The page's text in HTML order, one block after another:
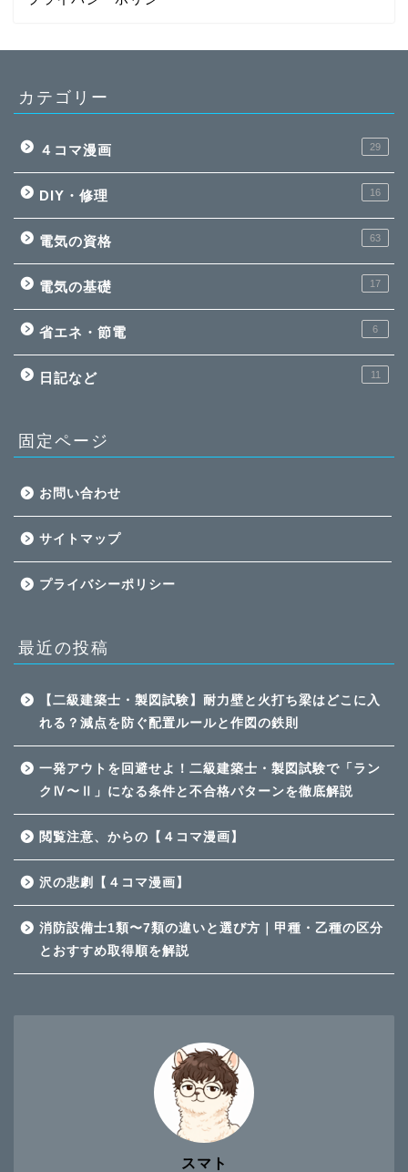
カテゴリー
４コマ漫画 29
DIY・修理 16
電気の資格 63
電気の基礎 17
省エネ・節電 6
日記など 11
固定ページ
お問い合わせ
サイトマップ
プライバシーポリシー
最近の投稿
【二級建築士・製図試験】耐力壁と火打ち梁はどこに入
れる？減点を防ぐ配置ルールと作図の鉄則
一発アウトを回避せよ！二級建築士・製図試験で「ラン
クⅣ〜Ⅱ」になる条件と不合格パターンを徹底解説
閲覧注意、からの【４コマ漫画】
沢の悲劇【４コマ漫画】
消防設備士1類〜7類の違いと選び方｜甲種・乙種の区分
とおすすめ取得順を解説
スマト